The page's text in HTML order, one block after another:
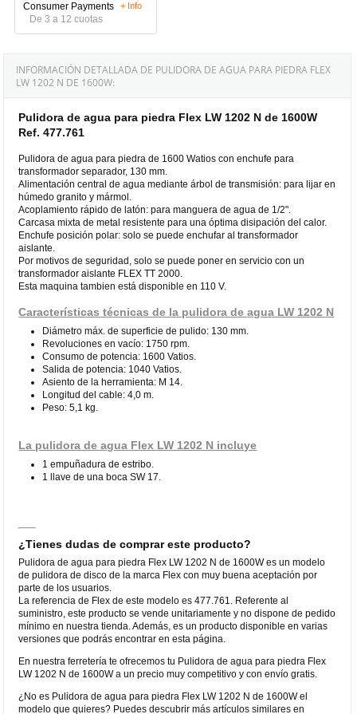
De 3 a 12 cuotas
+ Info
INFORMACIÓN DETALLADA DE PULIDORA DE AGUA PARA PIEDRA FLEX
LW 1202 N DE 1600W:
Pulidora de agua para piedra Flex LW 1202 N de 1600W
Ref. 477.761
Pulidora de agua para piedra de 1600 Watios con enchufe para
transformador separador, 130 mm.
Alimentación central de agua mediante árbol de transmisión: para lijar en
húmedo granito y mármol.
Acoplamiento rápido de latón: para manguera de agua de 1/2".
Carcasa mixta de metal resistente para una óptima disipación del calor.
Enchufe posición polar: solo se puede enchufar al transformador
aislante.
Por motivos de seguridad, solo se puede poner en servicio con un
transformador aislante FLEX TT 2000.
Esta maquina tambien está disponible en 110 V.
Características técnicas de la pulidora de agua LW 1202 N
Diámetro máx. de superficie de pulido: 130 mm.
Revoluciones en vacío: 1750 rpm.
Consumo de potencia: 1600 Vatios.
Salida de potencia: 1040 Vatios.
Asiento de la herramienta: M 14.
Longitud del cable: 4,0 m.
Peso: 5,1 kg.
La pulidora de agua Flex LW 1202 N incluye
1 empuñadura de estribo.
1 llave de una boca SW 17.
¿Tienes dudas de comprar este producto?
Pulidora de agua para piedra Flex LW 1202 N de 1600W es un modelo
de pulidora de disco de la marca Flex con muy buena aceptación por
parte de los usuarios.
La referencia de Flex de este modelo es 477.761. Referente al
suministro, este producto se vende unitariamente y no dispone de pedido
mínimo en nuestra tienda. Además, es un producto disponible en varias
versiones que podrás encontrar en esta página.
En nuestra ferretería te ofrecemos tu Pulidora de agua para piedra Flex
LW 1202 N de 1600W a un precio muy competitivo y con envío gratis.
¿No es Pulidora de agua para piedra Flex LW 1202 N de 1600W el
modelo que quieres? Puedes descubrir más artículos similares en